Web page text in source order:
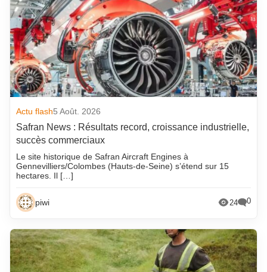
Actu flash5 Août. 2026
Safran News : Résultats record, croissance industrielle,
succès commerciaux
Le site historique de Safran Aircraft Engines à
Gennevilliers/Colombes (Hauts-de-Seine) s’étend sur 15
hectares. Il […]
piwi 24 0